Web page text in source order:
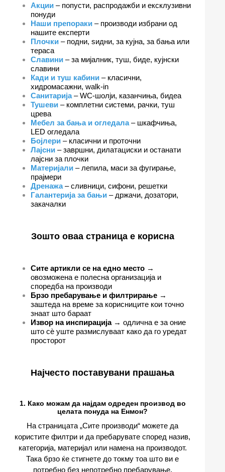
Акции – попусти, распродажби и ексклузивни
понуди
Наши препораки – производи избрани од
нашите експерти
Плочки – подни, ѕидни, за кујна, за бања или
тераса
Славини – за мијалник, туш, биде, кујнски
славини
Кади и туш кабини – класични,
хидромасажни, walk-in
Санитарија– WC-шолји, казанчиња, бидеа
Тушеви – комплетни системи, рачки, туш
црева
Мебел за бања и огледала– шкафчиња,
LED огледала
Бојлери – класични и проточни
Лајсни – завршни, дилатациски и останати
лајсни за плочки
Материјали – лепила, маси за фугирање,
прајмери
Дренажа– сливници, сифони, решетки
Галантерија за бањи – држачи, дозатори,
закачалки
Зошто оваа страница е корисна
Сите артикли се на едно место →
овозможена е полесна организација и
споредба на производи
Брзо пребарување и филтрирање →
заштеда на време за корисниците кои точно
знаат што бараат
Извор на инспирација→ одлична е за оние
што сѐ уште размислуваат како да го уредат
просторот
Најчесто поставувани прашања
1. Како можам да најдам одреден производ во
целата понуда на Енмон?
На страницата „Сите производи“ можете да
користите филтри и да пребарувате според назив,
категорија, материјал или намена на производот.
Така брзо ќе стигнете до токму тоа што ви е
потребно без непотребно пребарување.